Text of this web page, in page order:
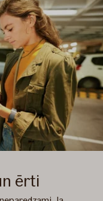
ērti